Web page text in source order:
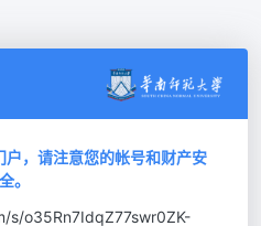
，请注意您的帐号和财产安
全。
s/o35Rn7IdqZ77swr0ZK-